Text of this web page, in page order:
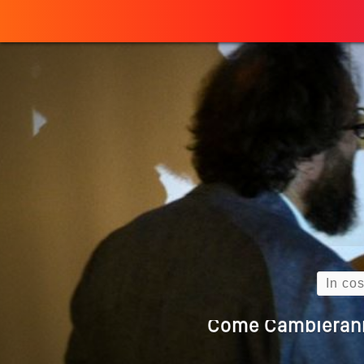
Search
Quando
Come
Cos’è La
Come
Quale Sarà Il Futuro Della